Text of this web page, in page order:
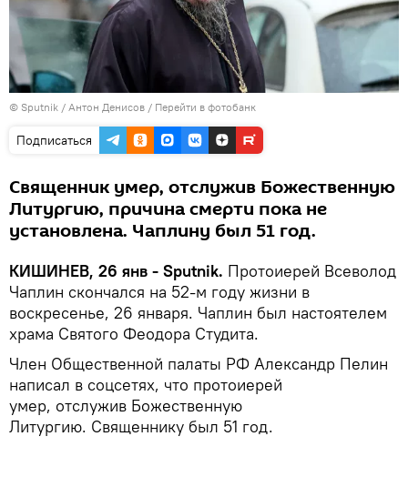
© Sputnik / Антон Денисов / Перейти в фотобанк
Подписаться
Священник умер, отслужив Божественную
Литургию, причина смерти пока не
установлена. Чаплину был 51 год.
КИШИНЕВ, 26 янв - Sputnik. Протоиерей Всеволод
Чаплин скончался на 52-м году жизни в
воскресенье, 26 января. Чаплин был настоятелем
храма Святого Феодора Студита.
Член Общественной палаты РФ Александр Пелин
написал в соцсетях, что протоиерей
умер, отслужив Божественную
Литургию. Священнику был 51 год.